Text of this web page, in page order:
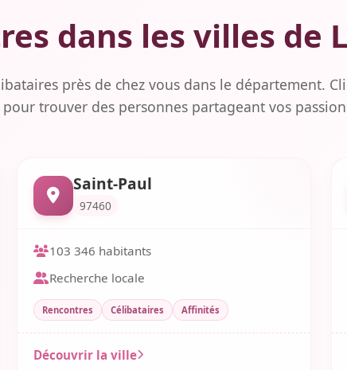
dans les villes de
près de chez vous dans le département.
trouver des personnes partageant vos
Saint-Paul
97460
103 346 habitants
Recherche locale
Rencontres Célibataires Affinités
Découvrir la ville